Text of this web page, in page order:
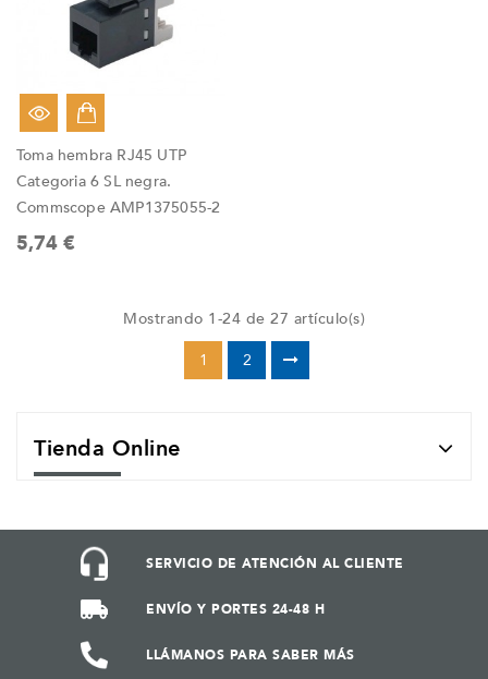
Toma hembra RJ45 UTP
Categoria 6 SL negra.
Commscope AMP1375055-2
5,74 €
Mostrando 1-24 de 27 artículo(s)
1
2
Tienda Online
SERVICIO DE ATENCIÓN AL CLIENTE
ENVÍO Y PORTES 24-48 H
LLÁMANOS PARA SABER MÁS